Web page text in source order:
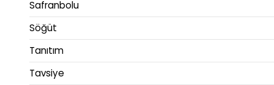
Safranbolu
Söğüt
Tanıtım
Tavsiye